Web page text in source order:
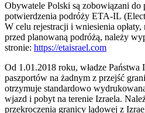
Obywatele Polski są zobowiązani do
potwierdzenia podróży ETA-IL
W celu rejestracji i wniesienia
przed planowaną podróżą, należy
stronie: https://etaisrael.com
Od 1.01.2018 roku, władze Państwa
paszportów na żadnym z przejść
otrzymuje standardowo
wjazd i pobyt na terenie Izraela.
przekroczenia granicy lądowej z